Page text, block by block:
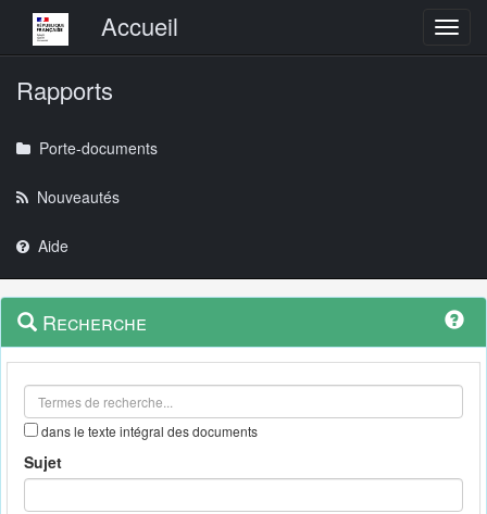
Menu principalAccueil
Rapports
Porte-documents
Nouveautés
Aide
Navigation
outils
Menu
contextuel
Recherche
dans le texte intégral des documents
Sujet